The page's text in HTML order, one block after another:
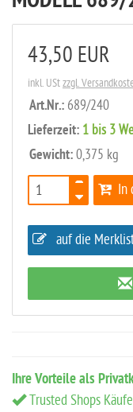
43,50 EUR
inkl. UStzzgl.
Art.Nr.: 689/240
Lieferzeit: 1 bis 3
Gewicht: 0,375 kg
In
auf die
Ihre Vorteile als
Trusted Shops